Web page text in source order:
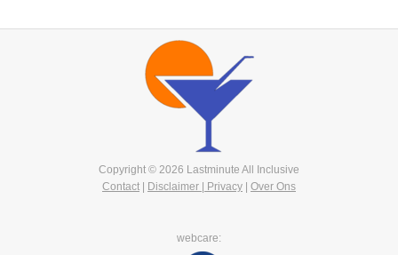
Copyright © 2026 Lastminute All Inclusive
Contact | Disclaimer | Privacy | Over Ons
webcare: